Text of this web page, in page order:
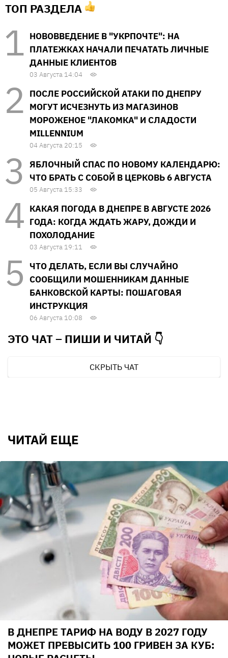
ТОП РАЗДЕЛА
НОВОВВЕДЕНИЕ В "УКРПОЧТЕ": НА
ПЛАТЕЖКАХ НАЧАЛИ ПЕЧАТАТЬ ЛИЧНЫЕ
ДАННЫЕ КЛИЕНТОВ
03 Августа 14:04
ПОСЛЕ РОССИЙСКОЙ АТАКИ ПО ДНЕПРУ
МОГУТ ИСЧЕЗНУТЬ ИЗ МАГАЗИНОВ
МОРОЖЕНОЕ "ЛАКОМКА" И СЛАДОСТИ
MILLENNIUM
04 Августа 20:15
ЯБЛОЧНЫЙ СПАС ПО НОВОМУ КАЛЕНДАРЮ:
ЧТО БРАТЬ С СОБОЙ В ЦЕРКОВЬ 6 АВГУСТА
05 Августа 15:33
КАКАЯ ПОГОДА В ДНЕПРЕ В АВГУСТЕ 2026
ГОДА: КОГДА ЖДАТЬ ЖАРУ, ДОЖДИ И
ПОХОЛОДАНИЕ
03 Августа 19:11
ЧТО ДЕЛАТЬ, ЕСЛИ ВЫ СЛУЧАЙНО
СООБЩИЛИ МОШЕННИКАМ ДАННЫЕ
БАНКОВСКОЙ КАРТЫ: ПОШАГОВАЯ
ИНСТРУКЦИЯ
06 Августа 10:08
ЭТО ЧАТ – ПИШИ И ЧИТАЙ 👇
СКРЫТЬ ЧАТ
ЧИТАЙ ЕЩЕ
В ДНЕПРЕ ТАРИФ НА ВОДУ В 2027 ГОДУ
МОЖЕТ ПРЕВЫСИТЬ 100 ГРИВЕН ЗА КУБ: